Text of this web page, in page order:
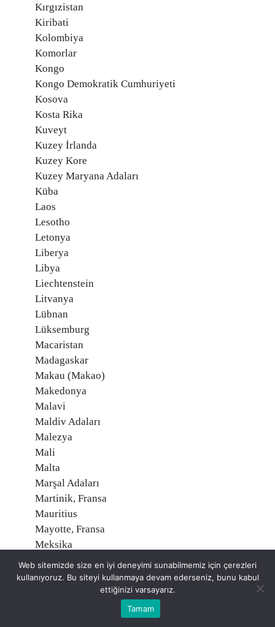
Kırgızistan
Kiribati
Kolombiya
Komorlar
Kongo
Kongo Demokratik Cumhuriyeti
Kosova
Kosta Rika
Kuveyt
Kuzey İrlanda
Kuzey Kore
Kuzey Maryana Adaları
Küba
Laos
Lesotho
Letonya
Liberya
Libya
Liechtenstein
Litvanya
Lübnan
Lüksemburg
Macaristan
Madagaskar
Makau (Makao)
Makedonya
Malavi
Maldiv Adaları
Malezya
Mali
Malta
Marşal Adaları
Martinik, Fransa
Mauritius
Mayotte, Fransa
Meksika
Mısır
Midway Adaları, Amerika
Web sitemizde size en iyi deneyimi sunabilmemiz için çerezleri
kullanıyoruz. Bu siteyi kullanmaya devam ederseniz, bunu kabul
ettiğinizi varsayarız.
Tamam